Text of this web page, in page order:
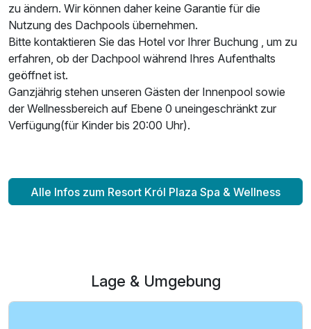
zu ändern. Wir können daher keine Garantie für die
Nutzung des Dachpools übernehmen.
Bitte kontaktieren Sie das Hotel vor Ihrer Buchung , um zu
erfahren, ob der Dachpool während Ihres Aufenthalts
geöffnet ist.
Ganzjährig stehen unseren Gästen der Innenpool sowie
der Wellnessbereich auf Ebene 0 uneingeschränkt zur
Verfügung(für Kinder bis 20:00 Uhr).
Alle Infos zum Resort Król Plaza Spa & Wellness
Lage & Umgebung